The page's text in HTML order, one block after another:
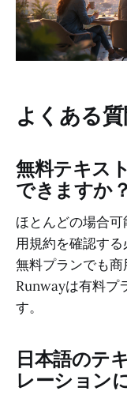
よくある質
無料テキス
できますか？
ほとんどの場合
用規約を確認す
無料プランでも商
Runwayは有料プ
す。
日本語のテ
レーション